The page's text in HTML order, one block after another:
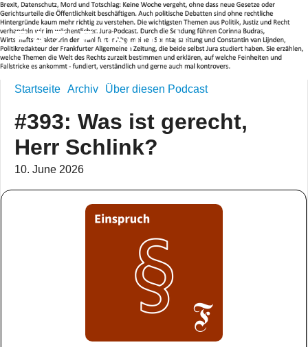
F.A.Z. Einspruch
Startseite Archiv Über diesen Podcast
#393: Was ist gerecht,
Herr Schlink?
10. June 2026